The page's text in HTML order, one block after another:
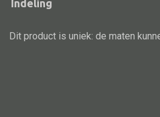
Chaise longues
Indeling
Dit product is uniek: de maten